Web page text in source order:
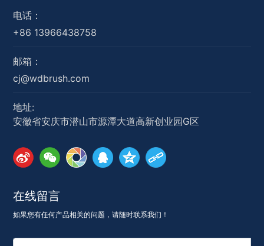
电话：
+86 13966438758
邮箱：
cj@wdbrush.com
地址:
安徽省安庆市潜山市源潭大道高新创业园G区
在线留言
如果您有任何产品相关的问题，请随时联系我们！